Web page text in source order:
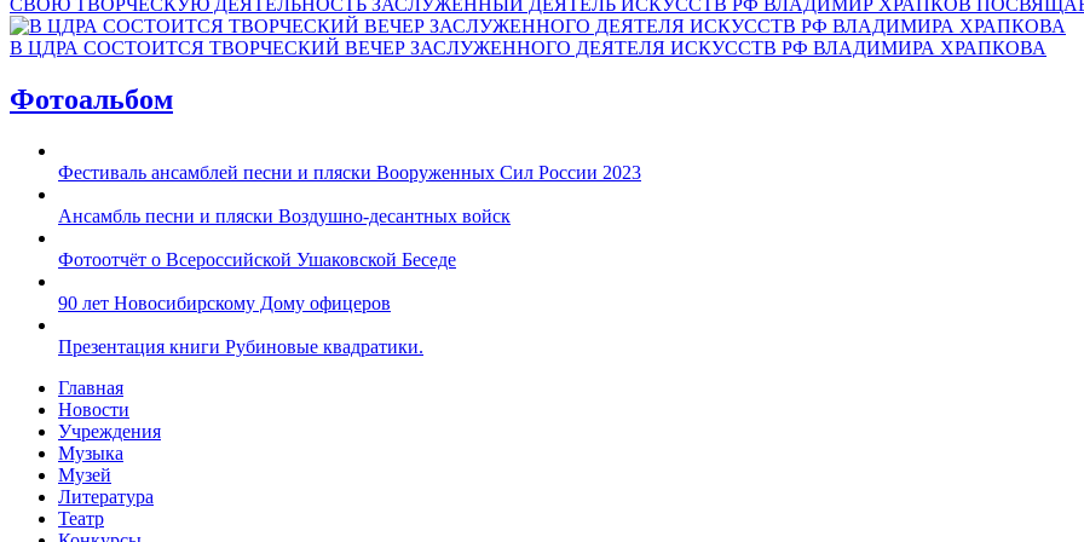
СВОЮ ТВОРЧЕСКУЮ ДЕЯТЕЛЬНОСТЬ ЗАСЛУЖЕННЫЙ ДЕЯТЕЛЬ ИСКУССТВ РФ ВЛАДИМИР ХРАПКОВ
В ЦДРА СОСТОИТСЯ ТВОРЧЕСКИЙ ВЕЧЕР ЗАСЛУЖЕННОГО ДЕЯТЕЛЯ ИСКУССТВ РФ ВЛАДИМИРА ХРАПКОВА
Фотоальбом
Фестиваль ансамблей песни и пляски Вооруженных Сил России 2023
Ансамбль песни и пляски Воздушно-десантных войск
Фотоотчёт о Всероссийской Ушаковской Беседе
90 лет Новосибирскому Дому офицеров
Презентация книги Рубиновые квадратики.
Главная
Новости
Учреждения
Музыка
Музей
Литература
Театр